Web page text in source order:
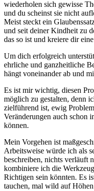
wiederholen sich gewisse
und du scheinst sie nicht
Meist steckt ein
und seit deiner Kindheit zu
das so ist und kreiere dir
Um dich erfolgreich
ehrliche und ganzheitliche
hängt voneinander ab und
Es ist mir wichtig, diesen
möglich zu gestalten, denn
zielführend ist, ewig
Veränderungen auch schon
können.
Mein Vorgehen ist
Arbeitsweise würde ich als
beschreiben, nichts verläuft
kombiniere ich die
Richtigen sein könnten. Es
tauchen, mal wild auf